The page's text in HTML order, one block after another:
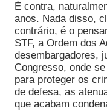
É contra,
anos. Nada disso,
contrário, é o
STF, a Ordem dos
desembargadores,
Congresso, onde
para proteger os
de defesa, as
que acabam